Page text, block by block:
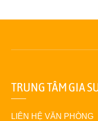
TRUNG TÂM GIA
LIÊN HỆ VĂN PHÒNG